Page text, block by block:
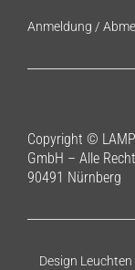
Anmeldung /
Copyright ©
GmbH – Alle
90491 Nürnberg
Design